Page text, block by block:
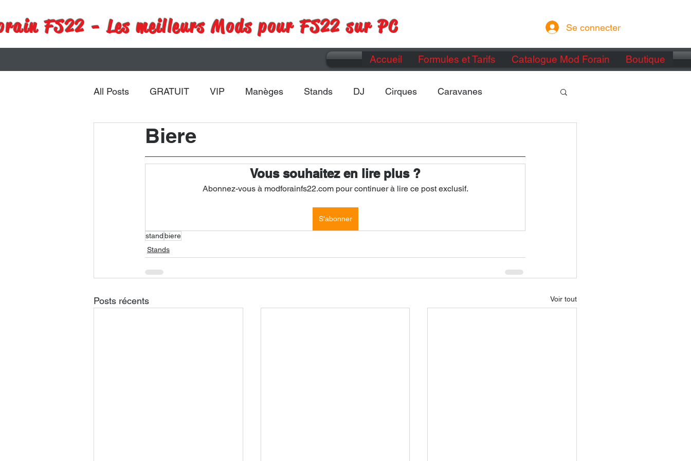
FS22 - Les meilleurs Mods pour FS22 sur PC Se connecter
Accueil Formules et Tarifs Catalogue Mod Forain Boutique
All Posts GRATUIT VIP Manèges Stands DJ Cirques Caravanes
Remorques Véhicules
Biere
Vous souhaitez en lire plus ?
Abonnez-vous à modforainfs22.com pour continuer à lire ce post exclusif.
S'abonner
standbiere
Stands
Posts récents Voir tout